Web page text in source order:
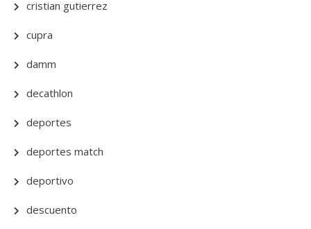
cristian gutierrez
cupra
damm
decathlon
deportes
deportes match
deportivo
descuento